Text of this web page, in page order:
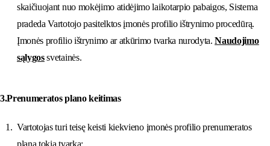
skaičiuojant nuo mokėjimo atidėjimo laikotarpio pabaigos, Sistema
pradeda Vartotojo pasitelktos įmonės profilio ištrynimo procedūrą.
Įmonės profilio ištrynimo ar atkūrimo tvarka nurodyta.Naudojimo
sąlygossvetainės.
3.Prenumeratos plano keitimas
Vartotojas turi teisę keisti kiekvieno įmonės profilio prenumeratos
planą tokia tvarka: